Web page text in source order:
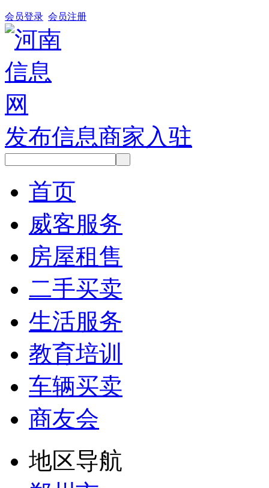
会员登录 会员注册
发布信息商家入驻
首页
威客服务
房屋租售
二手买卖
生活服务
教育培训
车辆买卖
商友会
地区导航